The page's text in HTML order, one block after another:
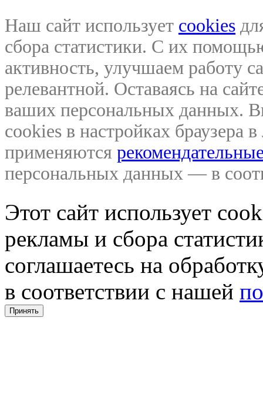
Наш сайт использует cookies
сбора статистики. С их
активность, улучшаем работу
релевантной. Оставаясь на
ваших персональных данных.
cookies в настройках браузера
применяются
персональных данных — в
Этот сайт использует
рекламы и сбора
соглашаетесь на
в соответствии с нашей
Принять